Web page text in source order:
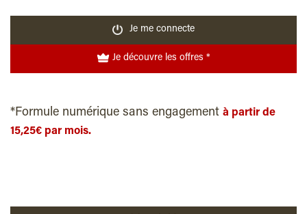
Je me connecte
Je découvre les offres *
*Formule numérique sans engagement à partir de
15,25€ par mois.